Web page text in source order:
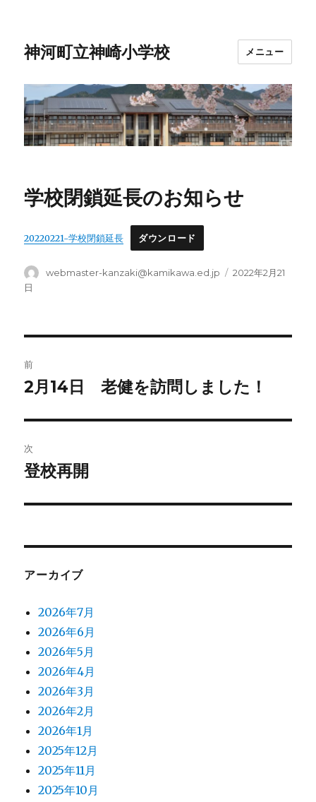
神河町立神崎小学校 メニュー
学校閉鎖延長のお知らせ
20220221-学校閉鎖延長 ダウンロード
投
webmaster-kanzaki@kamikawa.ed.jp
投
2022年2月21
日
稿
ビ
ゲ
ー
前
前
投
稿:
2月14日 老健を訪問しました！
次
次
投
登校再開
アーカイブ
2026年7月
2026年6月
2026年5月
2026年4月
2026年3月
2026年2月
2026年1月
2025年12月
2025年11月
2025年10月